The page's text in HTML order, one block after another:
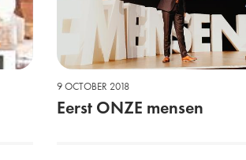
9 OCTOBER 2018
Eerst ONZE mensen